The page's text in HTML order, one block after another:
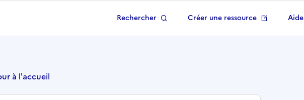
la page d'accueil
Rechercher Créer une ressource Aide
à l'accueil